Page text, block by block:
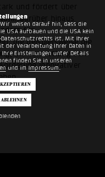
weisen darauf hin, dass die
USA aufbauen und die USA kein
ist. Mit Ihrer
der Verarbeitung Ihrer Daten in
Ihre Einstellungen unter Details
finden Sie in unseren
und im Impressum .
und fördert über
Darüber hinaus
für
die beispielsweise die
die Vermittlung von
innovativer